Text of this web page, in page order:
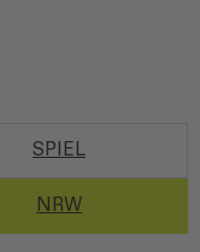
SPIEL
NRW